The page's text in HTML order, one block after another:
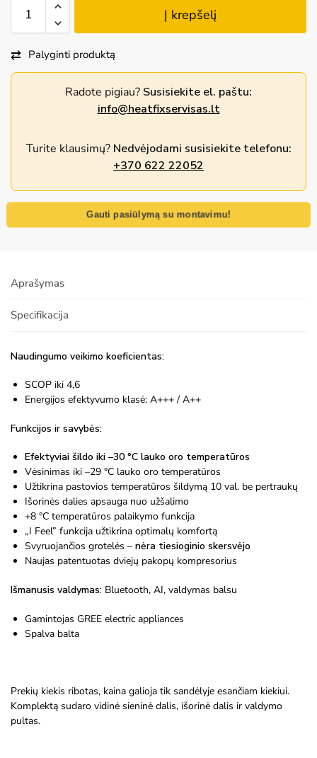
Į krepšelį
Palyginti produktą
Radote pigiau? Susisiekite el. paštu:
info@heatfixservisas.lt
Turite klausimų? Nedvėjodami susisiekite telefonu:
+370 622 22052
Gauti pasiūlymą su montavimu!
Aprašymas
Specifikacija
Naudingumo veikimo koeficientas:
SCOP iki 4,6
Energijos efektyvumo klasė: A+++ / A++
Funkcijos ir savybės:
Efektyviai šildo iki –30 °C lauko oro temperatūros
Vėsinimas iki –29 °C lauko oro temperatūros
Užtikrina pastovios temperatūros šildymą 10 val. be pertraukų
Išorinės dalies apsauga nuo užšalimo
+8 °C temperatūros palaikymo funkcija
„I Feel” funkcija užtikrina optimalų komfortą
Svyruojančios grotelės – nėra tiesioginio skersvėjo
Naujas patentuotas dviejų pakopų kompresorius
Išmanusis valdymas: Bluetooth, AI, valdymas balsu
Gamintojas GREE electric appliances
Spalva balta
Prekių kiekis ribotas, kaina galioja tik sandėlyje esančiam kiekiui.
Komplektą sudaro vidinė sieninė dalis, išorinė dalis ir valdymo
pultas.